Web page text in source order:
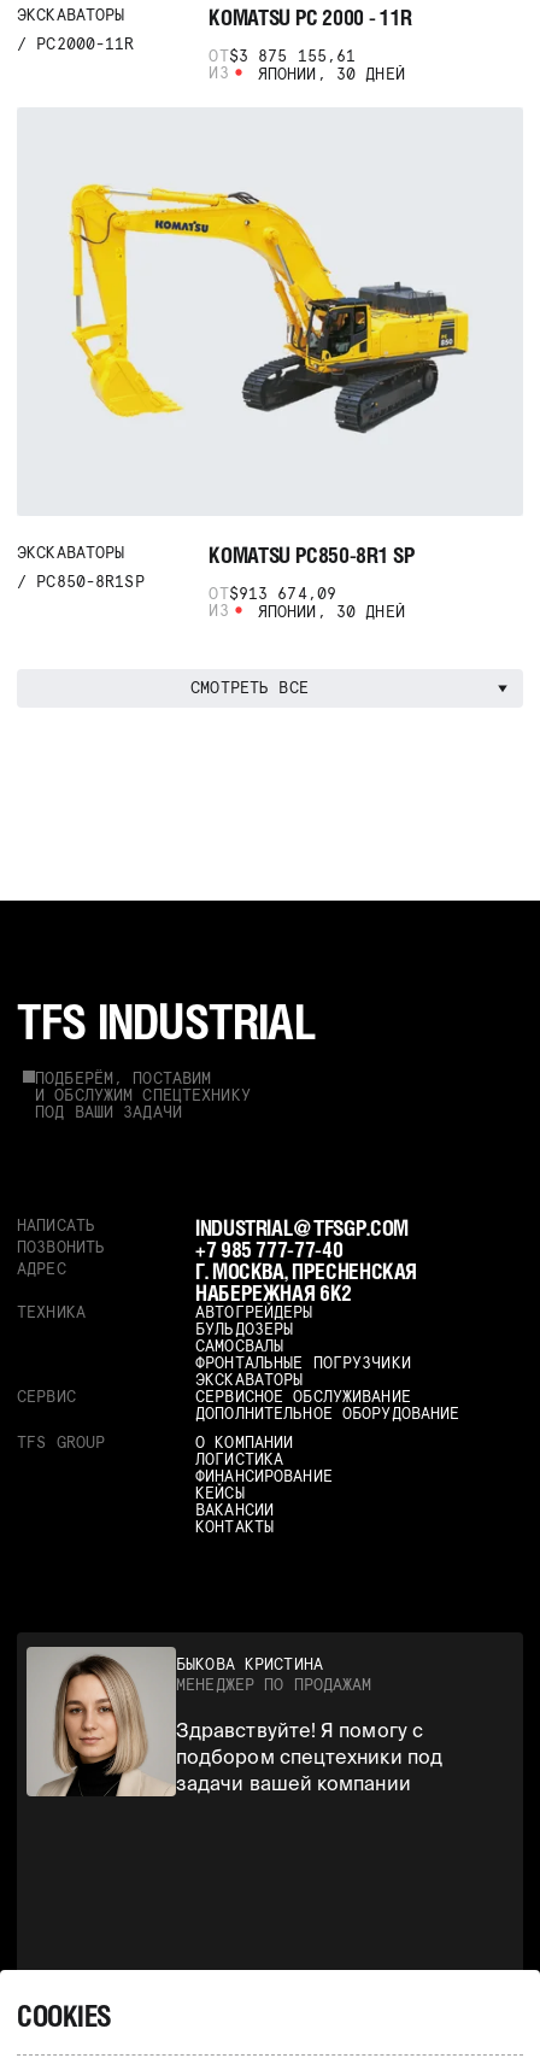
COOKIES
PC2000-11R
ЭКСКАВАТОРЫ KOMATSU PC 2000 - 11R
ОТ$3 875 155,61
ИЗ
ЯПОНИИ, 30 ДНЕЙ
PC850-8R1SP
ЭКСКАВАТОРЫ KOMATSU PC850-8R1 SP
ОТ$913 674,09
ИЗ
ЯПОНИИ, 30 ДНЕЙ
СМОТРЕТЬ ВСЕ
TFS INDUSTRIAL
ПОДБЕРЁМ, ПОСТАВИМ
И ОБСЛУЖИМ СПЕЦТЕХНИКУ
ПОД ВАШИ ЗАДАЧИ
НАПИСАТЬ INDUSTRIAL@TFSGP.COM
ПОЗВОНИТЬ +7 985 777-77-40
АДРЕС Г. МОСКВА, ПРЕСНЕНСКАЯ
НАБЕРЕЖНАЯ 6К2
ТЕХНИКА
АВТОГРЕЙДЕРЫ
БУЛЬДОЗЕРЫ
САМОСВАЛЫ
ФРОНТАЛЬНЫЕ ПОГРУЗЧИКИ
ЭКСКАВАТОРЫ
СЕРВИС
СЕРВИСНОЕ ОБСЛУЖИВАНИЕ
ДОПОЛНИТЕЛЬНОЕ ОБОРУДОВАНИЕ
TFS GROUP
О КОМПАНИИ
ЛОГИСТИКА
ФИНАНСИРОВАНИЕ
КЕЙСЫ
ВАКАНСИИ
КОНТАКТЫ
БЫКОВА КРИСТИНА
МЕНЕДЖЕР ПО ПРОДАЖАМ
Здравствуйте! Я помогу с
подбором спецтехники под
задачи вашей компании